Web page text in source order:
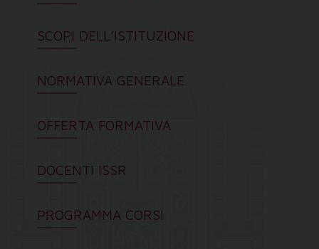
SCOPI DELL’ISTITUZIONE
NORMATIVA GENERALE
OFFERTA FORMATIVA
DOCENTI ISSR
PROGRAMMA CORSI